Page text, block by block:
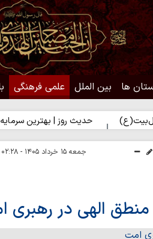
ها بین الملل علمی فرهنگی
حدیث روز | بهترین سرمایه انسان
جمعه ۱۵ خرداد ۱۴۰۵ - ۰۲:۲۸
منطق الهی در رهبری